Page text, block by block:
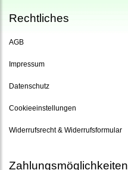
Rechtliches
AGB
Impressum
Datenschutz
Cookieeinstellungen
Widerrufsrecht & Widerrufsformular
Zahlungsmöglichkeiten